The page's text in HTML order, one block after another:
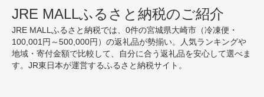
JRE MALLふるさと納税のご紹介
JRE MALLふるさと納税では、0件の宮城県大崎市（冷凍便・
100,001円～500,000円）の返礼品が勢揃い。人気ランキングや
地域・寄付金額で比較して、自分に合う返礼品を安心して選べま
す。JR東日本が運営するふるさと納税サイト。